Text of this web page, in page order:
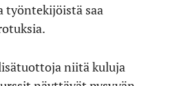
työntekijöistä saa
niitä kuluja